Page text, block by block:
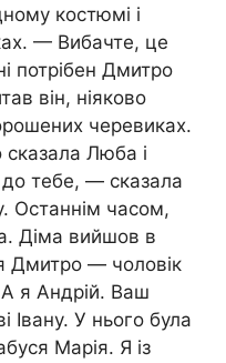
костюмі і
— Вибачте, це
потрібен Дмитро
він, ніяково
черевиках.
Люба і
тебе, — сказала
Останнім часом,
Діма вийшов в
Дмитро — чоловік
я Андрій. Ваш
Івану. У нього була
Марія. Я із